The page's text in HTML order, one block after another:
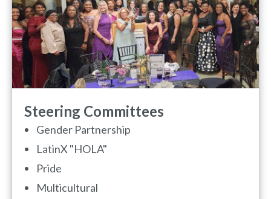
Steering Committees
Gender Partnership
LatinX "HOLA"
Pride
Multicultural